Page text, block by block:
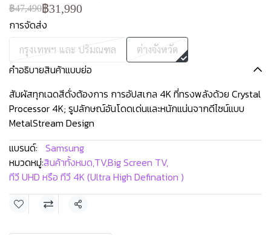
฿47,490฿31,990
การจัดส่ง
กรุงเทพฯ และ ปริมณฑล ต่างจังหวัด
คำอธิบายสินค้าแบบย่อ
สัมผัสทุกเฉดสีดั่งต้องการ การอัปสเกล 4K ที่ทรงพลังด้วย Crystal
Processor 4K; รูปลักษณ์อันโดดเด่นและหนักแน่นจากดีไซน์แบบ
MetalStream Design
แบรนด์: Samsung
หมวดหมู่:สินค้าทั้งหมด,TV,Big Screen TV,
ทีวี UHD หรือ ทีวี 4K (Ultra High Defination )
แชร์